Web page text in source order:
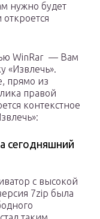
нужно будет
WinRar — Вам
«Извлечь».
прямо из
правой
контекстное
сегодняшний
с высокой
7zip была